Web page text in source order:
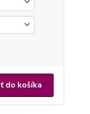
do košíka